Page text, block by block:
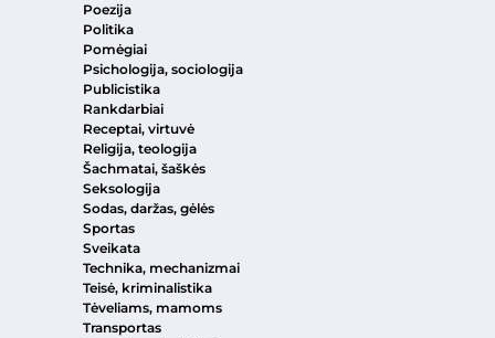
Poezija
Politika
Pomėgiai
Psichologija, sociologija
Publicistika
Rankdarbiai
Receptai, virtuvė
Religija, teologija
Šachmatai, šaškės
Seksologija
Sodas, daržas, gėlės
Sportas
Sveikata
Technika, mechanizmai
Teisė, kriminalistika
Tėveliams, mamoms
Transportas